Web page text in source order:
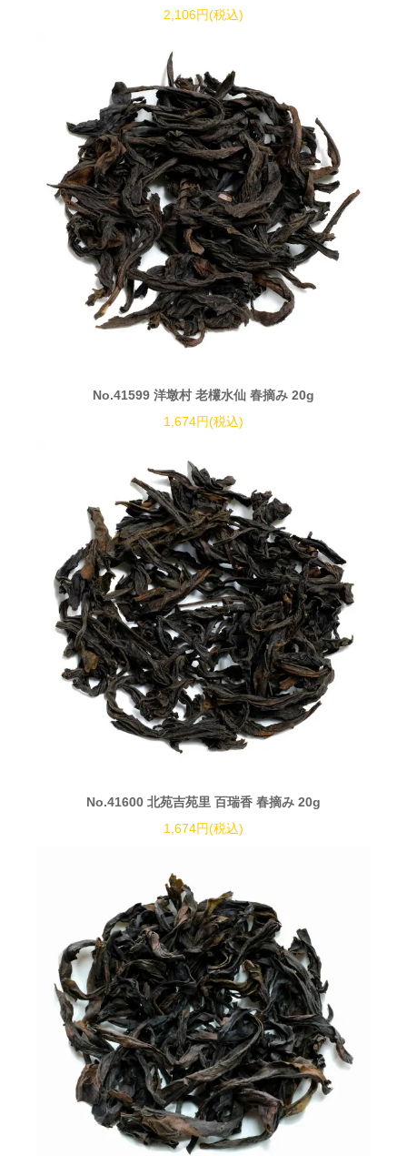
2,106円(税込)
No.41599 洋墩村 老欉水仙 春摘み 20g
1,674円(税込)
No.41600 北苑吉苑里 百瑞香 春摘み 20g
1,674円(税込)